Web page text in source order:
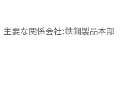
主要な関係会社:鉄鋼製品本部